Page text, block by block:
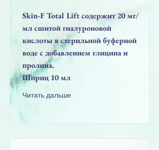
Skin-F Total Lift содержит 20 мг/
мл сшитой гиалуроновой
кислоты в стерильной буферной
воде с добавлением глицина и
пролина.
Шприц 10 мл
Читать дальше